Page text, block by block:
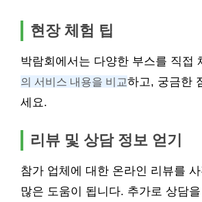
현장 체험 팁
박람회에서는 다양한 부스를 직접
의 서비스 내용을 비교하고, 궁금한
세요.
리뷰 및 상담 정보 얻기
참가 업체에 대한 온라인 리뷰를
많은 도움이 됩니다. 추가로 상담